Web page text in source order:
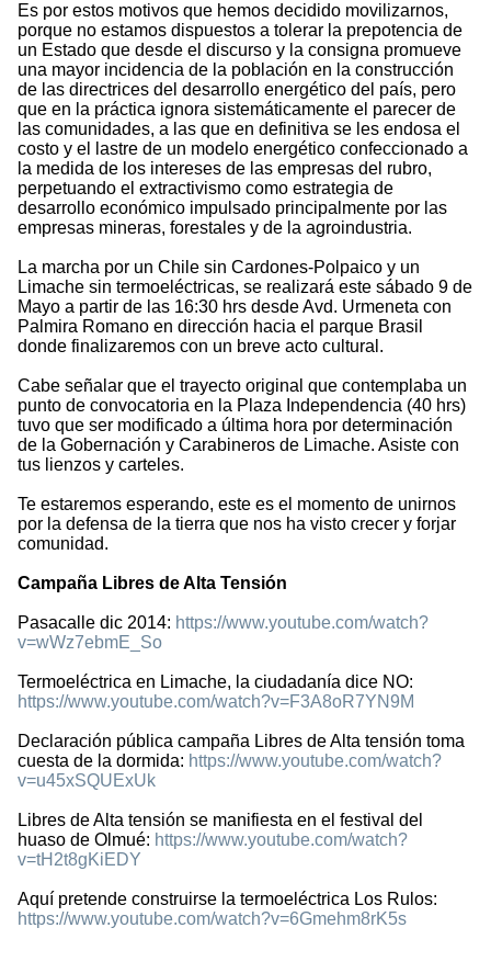
Es por estos motivos que hemos decidido movilizarnos,
porque no estamos dispuestos a tolerar la prepotencia de
un Estado que desde el discurso y la consigna promueve
una mayor incidencia de la población en la construcción
de las directrices del desarrollo energético del país, pero
que en la práctica ignora sistemáticamente el parecer de
las comunidades, a las que en definitiva se les endosa el
costo y el lastre de un modelo energético confeccionado a
la medida de los intereses de las empresas del rubro,
perpetuando el extractivismo como estrategia de
desarrollo económico impulsado principalmente por las
empresas mineras, forestales y de la agroindustria.
La marcha por un Chile sin Cardones-Polpaico y un
Limache sin termoeléctricas, se realizará este sábado 9 de
Mayo a partir de las 16:30 hrs desde Avd. Urmeneta con
Palmira Romano en dirección hacia el parque Brasil
donde finalizaremos con un breve acto cultural.
Cabe señalar que el trayecto original que contemplaba un
punto de convocatoria en la Plaza Independencia (40 hrs)
tuvo que ser modificado a última hora por determinación
de la Gobernación y Carabineros de Limache. Asiste con
tus lienzos y carteles.
Te estaremos esperando, este es el momento de unirnos
por la defensa de la tierra que nos ha visto crecer y forjar
comunidad.
Campaña Libres de Alta Tensión
Pasacalle dic 2014: https://www.youtube.com/watch?
v=wWz7ebmE_So
Termoeléctrica en Limache, la ciudadanía dice NO:
https://www.youtube.com/watch?v=F3A8oR7YN9M
Declaración pública campaña Libres de Alta tensión toma
cuesta de la dormida: https://www.youtube.com/watch?
v=u45xSQUExUk
Libres de Alta tensión se manifiesta en el festival del
huaso de Olmué: https://www.youtube.com/watch?
v=tH2t8gKiEDY
Aquí pretende construirse la termoeléctrica Los Rulos:
https://www.youtube.com/watch?v=6Gmehm8rK5s